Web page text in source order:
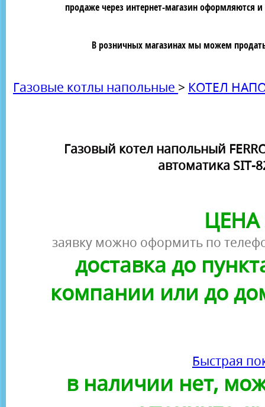
продаже через интернет-магазин оформляются
В розничных магазинах мы можем
Газовые котлы напольные > КОТЕЛ
Газовый котел напольный
автоматика SIT-
ЦЕНА
заявку можно оформить по
доставка до
компании или до
Быстрая
в наличии нет,